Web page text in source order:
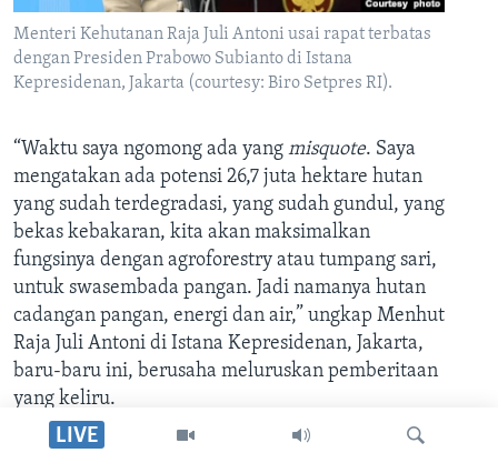
LIVE
Menteri Kehutanan Raja Juli Antoni usai rapat terbatas
dengan Presiden Prabowo Subianto di Istana
Kepresidenan, Jakarta (courtesy: Biro Setpres RI).
“Waktu saya ngomong ada yang misquote. Saya
mengatakan ada potensi 26,7 juta hektare hutan
yang sudah terdegradasi, yang sudah gundul, yang
bekas kebakaran, kita akan maksimalkan
fungsinya dengan agroforestry atau tumpang sari,
untuk swasembada pangan. Jadi namanya hutan
cadangan pangan, energi dan air,” ungkap Menhut
Raja Juli Antoni di Istana Kepresidenan, Jakarta,
baru-baru ini, berusaha meluruskan pemberitaan
yang keliru.